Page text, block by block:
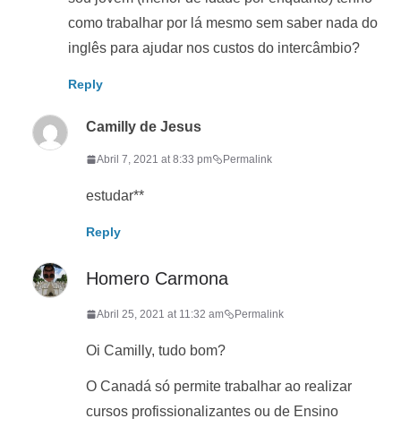
como trabalhar por lá mesmo sem saber nada do
inglês para ajudar nos custos do intercâmbio?
Reply
Camilly de Jesus
Abril 7, 2021 at 8:33 pm Permalink
estudar**
Reply
Homero Carmona
Abril 25, 2021 at 11:32 am Permalink
Oi Camilly, tudo bom?
O Canadá só permite trabalhar ao realizar
cursos profissionalizantes ou de Ensino